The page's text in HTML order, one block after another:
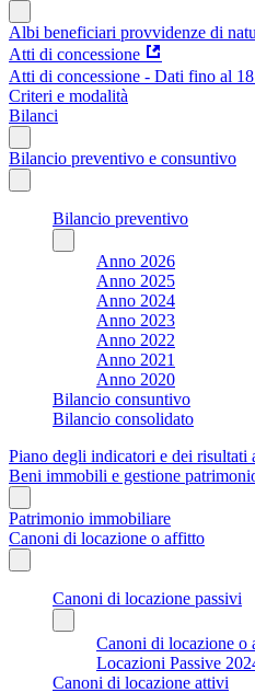
Albi beneficiari provvidenze di
Atti di concessione
Atti di concessione - Dati fino al
Criteri e modalità
Bilanci
Bilancio preventivo e consuntivo
Bilancio preventivo
Anno 2026
Anno 2025
Anno 2024
Anno 2023
Anno 2022
Anno 2021
Anno 2020
Bilancio consuntivo
Bilancio consolidato
Piano degli indicatori e dei risultati
Beni immobili e gestione
Patrimonio immobiliare
Canoni di locazione o affitto
Canoni di locazione passivi
Canoni di locazione o
Locazioni Passive
Canoni di locazione attivi